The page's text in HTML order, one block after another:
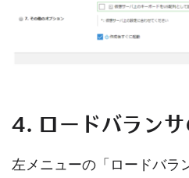
4. ロードバランサ
左メニューの「ロードバラ